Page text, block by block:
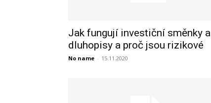
Jak fungují investiční směnky a
dluhopisy a proč jsou rizikové
No name - 15.11.2020